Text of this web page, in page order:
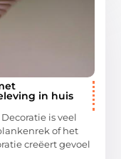
in huis
is veel
of het
creëert gevoel